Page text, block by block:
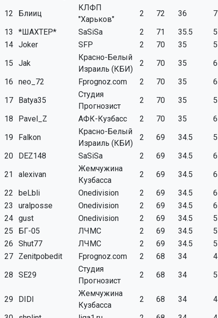
12
Блииц
КЛФП
"Харьков"
2 72 36
7
13
*ШАХТЕР* SaSiSa 2 71 35.5
5
14 Joker SFP 2 70 35
5
15
Jak
Красно-Белый
Израиль (КБИ)
2 70 35
6
16
neo_72 Fprognoz.com 2 70 35
6
17
Batya35
Студия
Прогнозист
2 70 35
5
18
Pavel_Z АФК-Кузбасс 2 70 35
6
19
Falkon
Красно-Белый
Израиль (КБИ)
2 69 34.5
5
20
DEZ148 SaSiSa 2 69 34.5
6
21
alexivan
Жемчужина
Кузбасса
2 69 34.5
6
22
beLbli Onedivision 2 69 34.5
6
23
uralposse Onedivision 2 69 34.5
6
24 gust Onedivision 2 69 34.5
5
25
БГ-05 ЛЧМС 2 69 34.5
5
26
Shut77 ЛЧМС 2 69 34.5
5
27
Zenitpobedit Fprognoz.com 2 68 34
4
28
SE29
Студия
Прогнозист
2 68 34 5
29 DIDI
Жемчужина
Кузбасса
2 68 34
4